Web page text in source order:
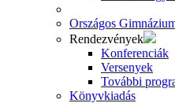
Országos
Rendezvények
Konferenciák
Versenyek
További
Könyvkiadás